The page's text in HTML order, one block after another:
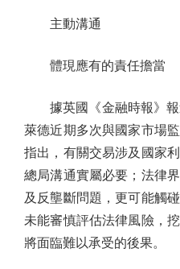
主動溝通
體現應有的責任擔當
據英國《金融時報》報
萊德近期多次與國家市場
指出，有關交易涉及國家
總局溝通實屬必要；法律
及反壟斷問題，更可能觸
未能審慎評估法律風險，
將面臨難以承受的後果。